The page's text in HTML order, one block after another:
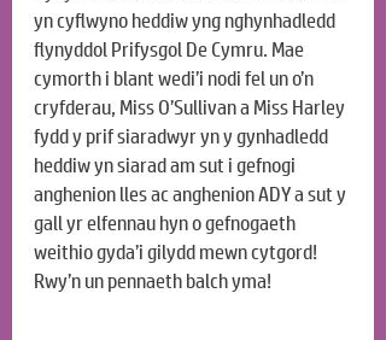
yn cyflwyno heddiw yng nghynhadledd
flynyddol Prifysgol De Cymru. Mae
cymorth i blant wedi’i nodi fel un o’n
cryfderau, Miss O’Sullivan a Miss Harley
fydd y prif siaradwyr yn y gynhadledd
heddiw yn siarad am sut i gefnogi
anghenion lles ac anghenion ADY a sut y
gall yr elfennau hyn o gefnogaeth
weithio gyda’i gilydd mewn cytgord!
Rwy’n un pennaeth balch yma!